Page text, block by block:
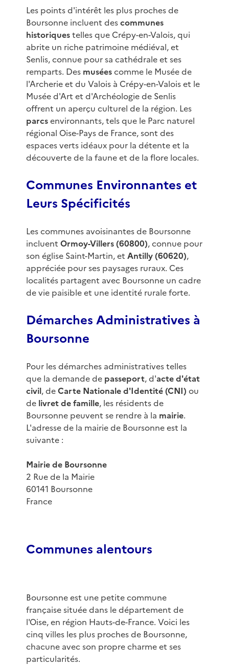
Les points d'intérêt les plus proches de
Boursonne incluent descommunes
historiquestelles que Crépy-en-Valois, qui
abrite un riche patrimoine médiéval, et
Senlis, connue pour sa cathédrale et ses
remparts. Des muséescomme le Musée de
l'Archerie et du Valois à Crépy-en-Valois et le
Musée d'Art et d'Archéologie de Senlis
offrent un aperçu culturel de la région. Les
parcsenvironnants, tels que le Parc naturel
régional Oise-Pays de France, sont des
espaces verts idéaux pour la détente et la
découverte de la faune et de la flore locales.
Communes Environnantes et
Leurs Spécificités
Les communes avoisinantes de Boursonne
incluent Ormoy-Villers (60800), connue pour
son église Saint-Martin, et Antilly (60620),
appréciée pour ses paysages ruraux. Ces
localités partagent avec Boursonne un cadre
de vie paisible et une identité rurale forte.
Démarches Administratives à
Boursonne
Pour les démarches administratives telles
que la demande de passeport, d'acte d'état
civil, deCarte Nationale d'Identité (CNI) ou
de livret de famille, les résidents de
Boursonne peuvent se rendre à la mairie.
L'adresse de la mairie de Boursonne est la
suivante :
Mairie de Boursonne
2 Rue de la Mairie
60141 Boursonne
France
Communes alentours
Boursonne est une petite commune
française située dans le département de
l'Oise, en région Hauts-de-France. Voici les
cinq villes les plus proches de Boursonne,
chacune avec son propre charme et ses
particularités.